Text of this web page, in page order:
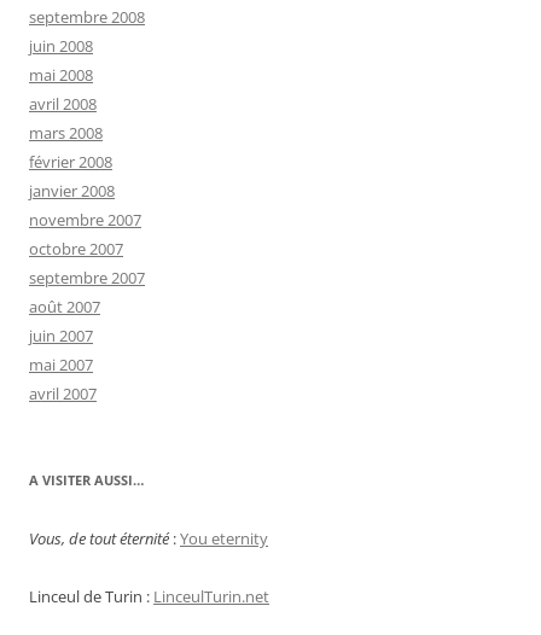
septembre 2008
juin 2008
mai 2008
avril 2008
mars 2008
février 2008
janvier 2008
novembre 2007
octobre 2007
septembre 2007
août 2007
juin 2007
mai 2007
avril 2007
A VISITER AUSSI…
Vous, de tout éternité :You eternity
Linceul de Turin : LinceulTurin.net